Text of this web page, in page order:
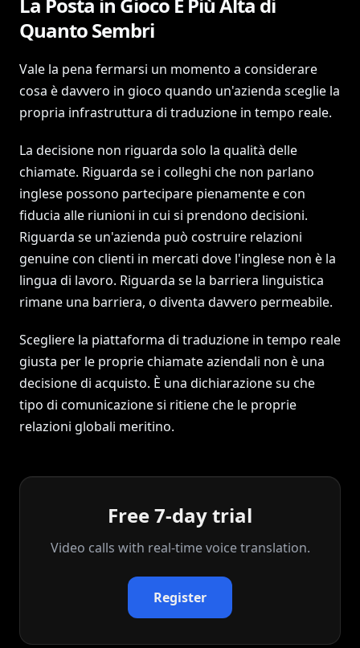
Quanto Sembri
Vale la pena fermarsi un momento a considerare
cosa è davvero in gioco quando un'azienda sceglie la
propria infrastruttura di traduzione in tempo reale.
La decisione non riguarda solo la qualità delle
chiamate. Riguarda se i colleghi che non parlano
inglese possono partecipare pienamente e con
fiducia alle riunioni in cui si prendono decisioni.
Riguarda se un'azienda può costruire relazioni
genuine con clienti in mercati dove l'inglese non è la
lingua di lavoro. Riguarda se la barriera linguistica
rimane una barriera, o diventa davvero permeabile.
Scegliere la piattaforma di traduzione in tempo reale
giusta per le proprie chiamate aziendali non è una
decisione di acquisto. È una dichiarazione su che
tipo di comunicazione si ritiene che le proprie
relazioni globali meritino.
Free 7-day trial
Video calls with real‑time voice translation.
Register